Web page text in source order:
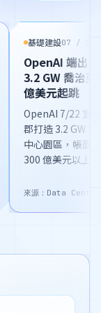
基礎建設07 / 22
OpenAI 端出
3.2 GW 喬治
億美元起跳
OpenAI 7/22 宣
郡打造 3.2 GW
中心園區，帳面
300 億美元以上
來源： Data